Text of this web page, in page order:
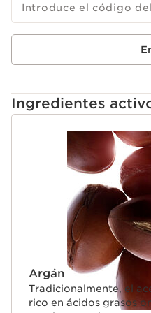
Introduce el código
Ingredientes
IR AL CONTENIDO
Argán
Tradicionalmente, el
rico en ácidos grasos